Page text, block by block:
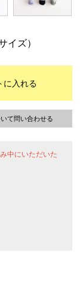
イズ）
に入れる
て問い合わせる
中にいただいた